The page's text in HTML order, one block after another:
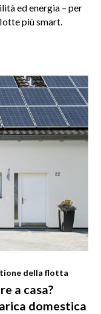
ed energia – per
più smart.
della flotta
a casa?
domestica